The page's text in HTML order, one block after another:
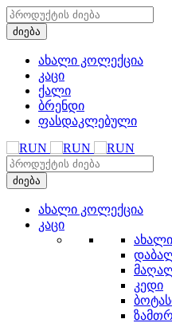
ახალი კოლექცია
კაცი
ქალი
ბრენდი
ფასდაკლებული
ახალი კოლექცია
კაცი
კედი